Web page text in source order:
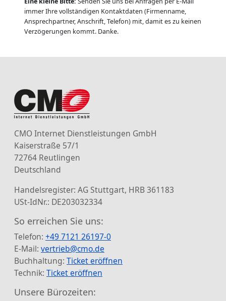
immer Ihre vollständigen Kontaktdaten (Firmenname,
Ansprechpartner, Anschrift, Telefon) mit, damit es zu keinen
Verzögerungen kommt. Danke.
CMO Internet Dienstleistungen GmbH
Kaiserstraße 57/1
72764 Reutlingen
Deutschland
Handelsregister: AG Stuttgart, HRB 361183
USt-IdNr.: DE203032334
So erreichen Sie uns:
Telefon: +49 7121 26197-0
E-Mail: vertrieb@cmo.de
Buchhaltung: Ticket eröffnen
Technik: Ticket eröffnen
Unsere Bürozeiten: